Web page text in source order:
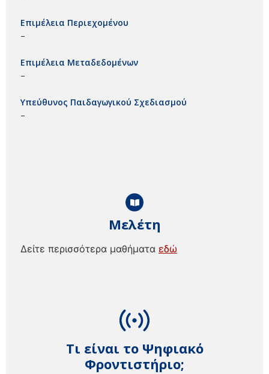
Τι είναι το Ψηφιακό
Φροντιστήριο;
Μελέτη
Δείτε περισσότερα μαθήματα εδώ
Επιμέλεια Περιεχομένου
–
Επιμέλεια Μεταδεδομένων
–
Υπεύθυνος Παιδαγωγικού Σχεδιασμού
–